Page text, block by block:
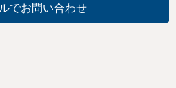
でお問い合わせ